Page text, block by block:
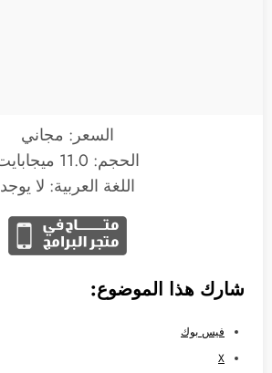
السعر: مجاني
الحجم: 11.0 ميجابايت
اللغة العربية: لا يوجد
شارك هذا الموضوع:
فيس بوك
X